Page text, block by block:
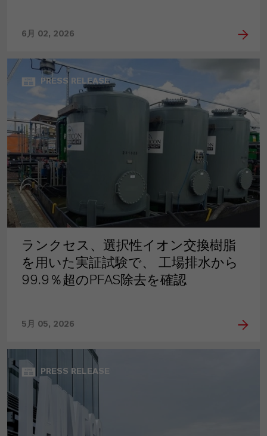
6月 02, 2026
PRESS RELEASE
ランクセス、選択性イオン交換樹脂
を用いた実証試験で、 工場排水から
99.9％超のPFAS除去を確認
5月 05, 2026
PRESS RELEASE